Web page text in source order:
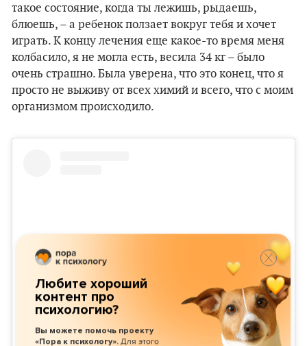
такое состояние, когда ты лежишь, рыдаешь,
блюешь, – а ребенок ползает вокруг тебя и хочет
играть. К концу лечения еще какое-то время меня
колбасило, я не могла есть, весила 34 кг – было
очень страшно. Была уверена, что это конец, что я
просто не выживу от всех химий и всего, что с моим
организмом происходило.
Любите хороший
контент про
психологию?
Вы можете помочь проекту
«Пора к психологу». Для этого